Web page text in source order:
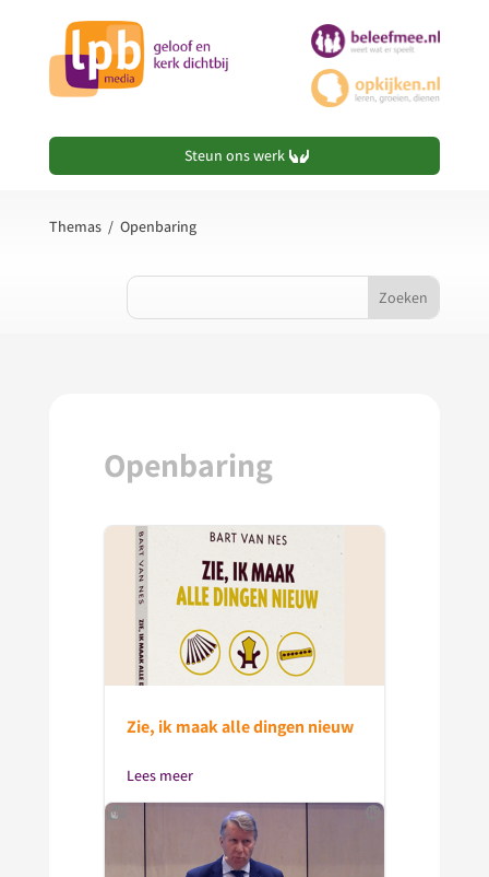
Steun ons werk
Themas/ Openbaring
Openbaring
Zie, ik maak alle dingen nieuw
Lees meer